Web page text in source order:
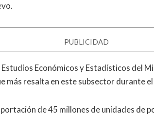
PUBLICIDAD
Económicos y Estadísticos del
más resalta en este subsector durante
de 45 millones de unidades de